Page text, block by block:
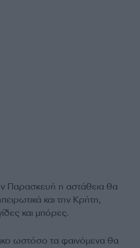
Παρασκευή η αστάθεια θα
και την Κρήτη,
και μπόρες.
ωστόσο τα φαινόμενα θα